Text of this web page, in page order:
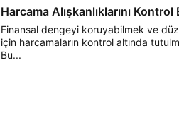
Harcama Alışkanlıklarını
Finansal dengeyi koruyabilmek ve
için harcamaların kontrol altında
Bu...